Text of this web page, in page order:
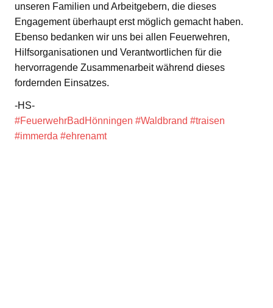
unseren Familien und Arbeitgebern, die dieses
Engagement überhaupt erst möglich gemacht haben.
Ebenso bedanken wir uns bei allen Feuerwehren,
Hilfsorganisationen und Verantwortlichen für die
hervorragende Zusammenarbeit während dieses
fordernden Einsatzes.
-HS-
#FeuerwehrBadHönningen #Waldbrand #traisen
#immerda #ehrenamt